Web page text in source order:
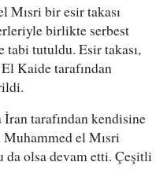
Mısri bir esir takası
birlikte serbest
tabi tutuldu. Esir takası,
Kaide tarafından
İran tarafından kendisine
el Mısri
olsa devam etti. Çeşitli